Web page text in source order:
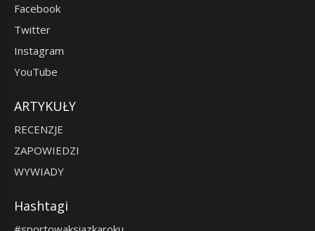
Facebook
Twitter
Instagram
YouTube
ARTYKUŁY
RECENZJE
ZAPOWIEDZI
WYWIADY
Hashtagi